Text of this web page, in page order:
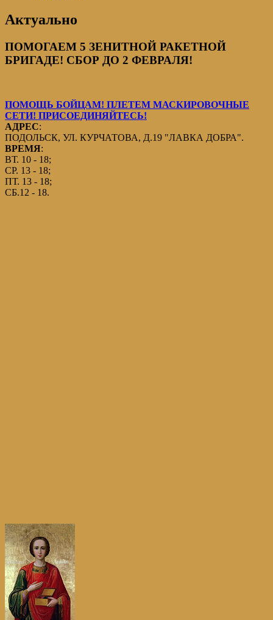
Актуально
ПОМОГАЕМ 5 ЗЕНИТНОЙ РАКЕТНОЙ
БРИГАДЕ! СБОР ДО 2 ФЕВРАЛЯ!
ПОМОЩЬ БОЙЦАМ! ПЛЕТЕМ МАСКИРОВОЧНЫЕ
СЕТИ! ПРИСОЕДИНЯЙТЕСЬ!
АДРЕС:
ПОДОЛЬСК, УЛ. КУРЧАТОВА, Д.19 "ЛАВКА ДОБРА".
ВРЕМЯ:
ВТ. 10 - 18;
СР. 13 - 18;
ПТ. 13 - 18;
СБ.12 - 18.